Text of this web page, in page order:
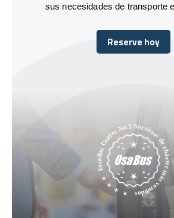
sus necesidades de transporte
Reserve hoy
Reserve hoy